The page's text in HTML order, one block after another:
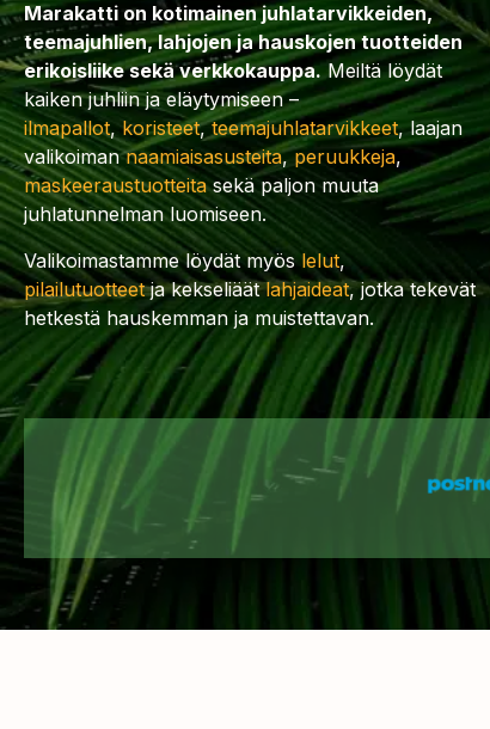
Marakatti on kotimainen juhlatarvikkeiden,
teemajuhlien, lahjojen ja hauskojen tuotteiden
erikoisliike sekä verkkokauppa.Meiltä löydät
kaiken juhliin ja eläytymiseen –
ilmapallot,koristeet,teemajuhlatarvikkeet, laajan
valikoimannaamiaisasusteita,peruukkeja,
maskeeraustuotteitasekä paljon muuta
juhlatunnelman luomiseen.
Valikoimastamme löydät myöslelut,
pilailutuotteetja kekseliäätlahjaideat, jotka tekevät
hetkestä hauskemman ja muistettavan.